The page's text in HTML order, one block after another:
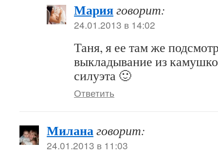
Марияговорит:
24.01.2013 в 14:02
Таня, я ее там же
выкладывание из
силуэта 🙂
Ответить
Миланаговорит:
24.01.2013 в 11:03